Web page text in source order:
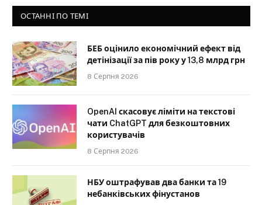
ОСТАННІ ПО ТЕМІ
БЕБ оцінило економічний ефект від
детінізації за пів року у 13,8 млрд грн
8 Серпня 2026
OpenAI скасовує ліміти на текстові
чати ChatGPT для безкоштовних
користувачів
8 Серпня 2026
НБУ оштрафував два банки та 19
небанківських фінустанов